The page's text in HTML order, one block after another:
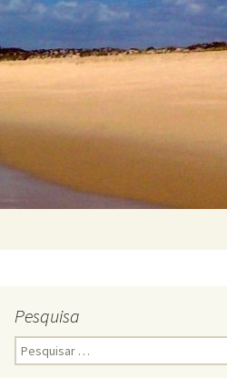
Pesquisa
Pesquisar
por: